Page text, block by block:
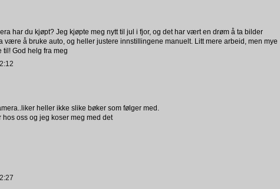
har du kjøpt? Jeg kjøpte meg nytt til jul i fjor, og det har vært en drøm å ta bilder
være å bruke auto, og heller justere innstillingene manuelt. Litt mere arbeid, men mye
til! God helg fra meg
heller ikke slike bøker som følger med.
oss og jeg koser meg med det